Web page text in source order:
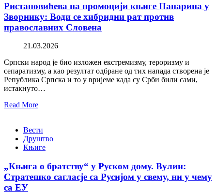
Ристановићева на промоцији књиге Панарина у
Зворнику: Води се хибридни рат против
православних Словена
21.03.2026
Српски народ је био изложен екстремизму, тероризму и
сепаратизму, а као резултат одбране од тих напада створена је
Република Српска и то у вријеме када су Срби били сами,
истакнуто…
Read More
Вести
Друштво
Књиге
„Књига о братству“ у Руском дому. Вулин:
Стратешко сагласје са Русијом у свему, ни у чему
са ЕУ